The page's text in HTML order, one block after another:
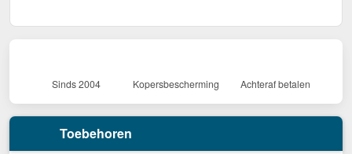
Sinds 2004 Kopersbescherming Achteraf betalen
Toebehoren